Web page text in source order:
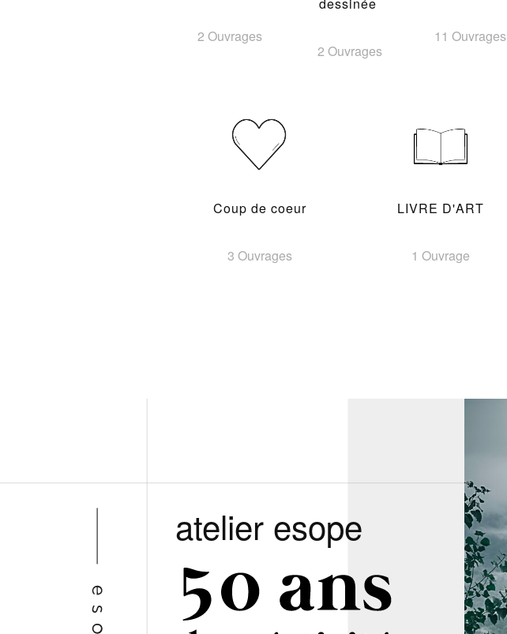
2 Ouvrages
2 Ouvrages
11 Ouvrages
Coup de coeur
3 Ouvrages
LIVRE D'ART
1 Ouvrage
atelier esope